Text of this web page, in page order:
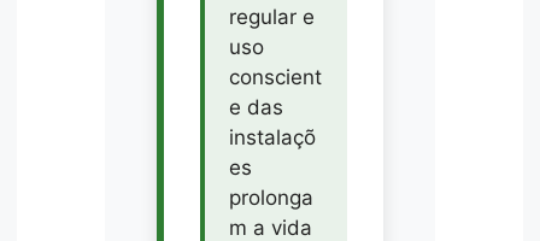
regular e
uso
conscient
e das
instalaçõ
es
prolonga
m a vida